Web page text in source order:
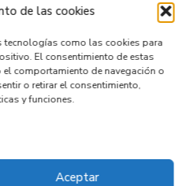
de las cookies
tecnologías como las cookies para
El consentimiento de estas
comportamiento de navegación o
o retirar el consentimiento,
y funciones.
Aceptar
Código motor
Código cambio